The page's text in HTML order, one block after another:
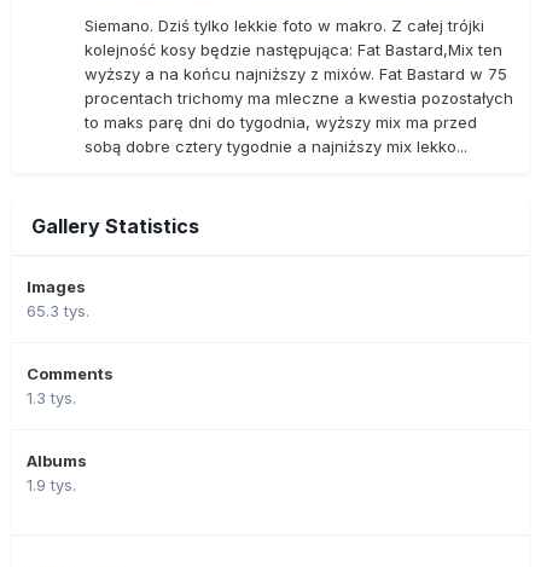
Siemano. Dziś tylko lekkie foto w makro. Z całej trójki
kolejność kosy będzie następująca: Fat Bastard,Mix ten
wyższy a na końcu najniższy z mixów. Fat Bastard w 75
procentach trichomy ma mleczne a kwestia pozostałych
to maks parę dni do tygodnia, wyższy mix ma przed
sobą dobre cztery tygodnie a najniższy mix lekko...
Gallery Statistics
Images
65.3 tys.
Comments
1.3 tys.
Albums
1.9 tys.